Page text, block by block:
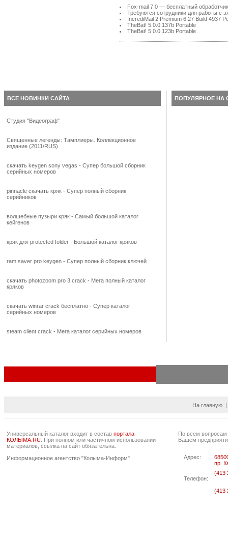
Fox-mail 7.0 — бесплатный
Требуются сотрудники для работы с
IncrediMail 2 Premium 6.27 Build 4937
TheBat! 5.0.0.137b Portable
TheBat! 5.0.0.123b Portable
ВСЕ НОВИНКИ САЙТА ПОПУЛЯРНОЕ НА
Студия "Видеограф"
Священные легенды: Тамплиеры. Коллекционное
издание (2011/RUS)
скачать keygen sony vegas - Супер большой сборник
серийных номеров
pinnacle скачать кряк - Супер полный сборник
серийников
волшебные пузыри кряк - Самый большой каталог
кейгенов
кряк для protected folder - Большой каталог кряков
ram saver pro keygen - Супер полный сборник ключей
скачать photozoom pro 3 crack - Мега полный каталог
кряков
скачать winrar crack бесплатно - Супер каталог
серийных номеров
steam client crack - Мега каталог серийных номеров
На главную |
Универсальный каталог входит в состав портала
КОЛЫМА.RU . При полном или частичном использовании
материалов, ссылка на сайт обязательна.
Информационное агентство "Колыма-Информ"
По всем
Вашем
Адрес:
пр.
Телефон:
(413
(413